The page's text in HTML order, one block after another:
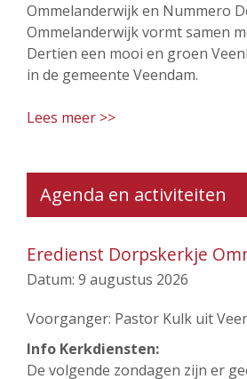
Ommelanderwijk en Nummero
Ommelanderwijk vormt samen
Dertien een mooi en groen
in de gemeente Veendam.
Lees meer >>
Agenda en activiteiten
Eredienst Dorpskerkje
Datum: 9 augustus 2026
Voorganger: Pastor Kulk uit
Info Kerkdiensten:
De volgende zondagen zijn er